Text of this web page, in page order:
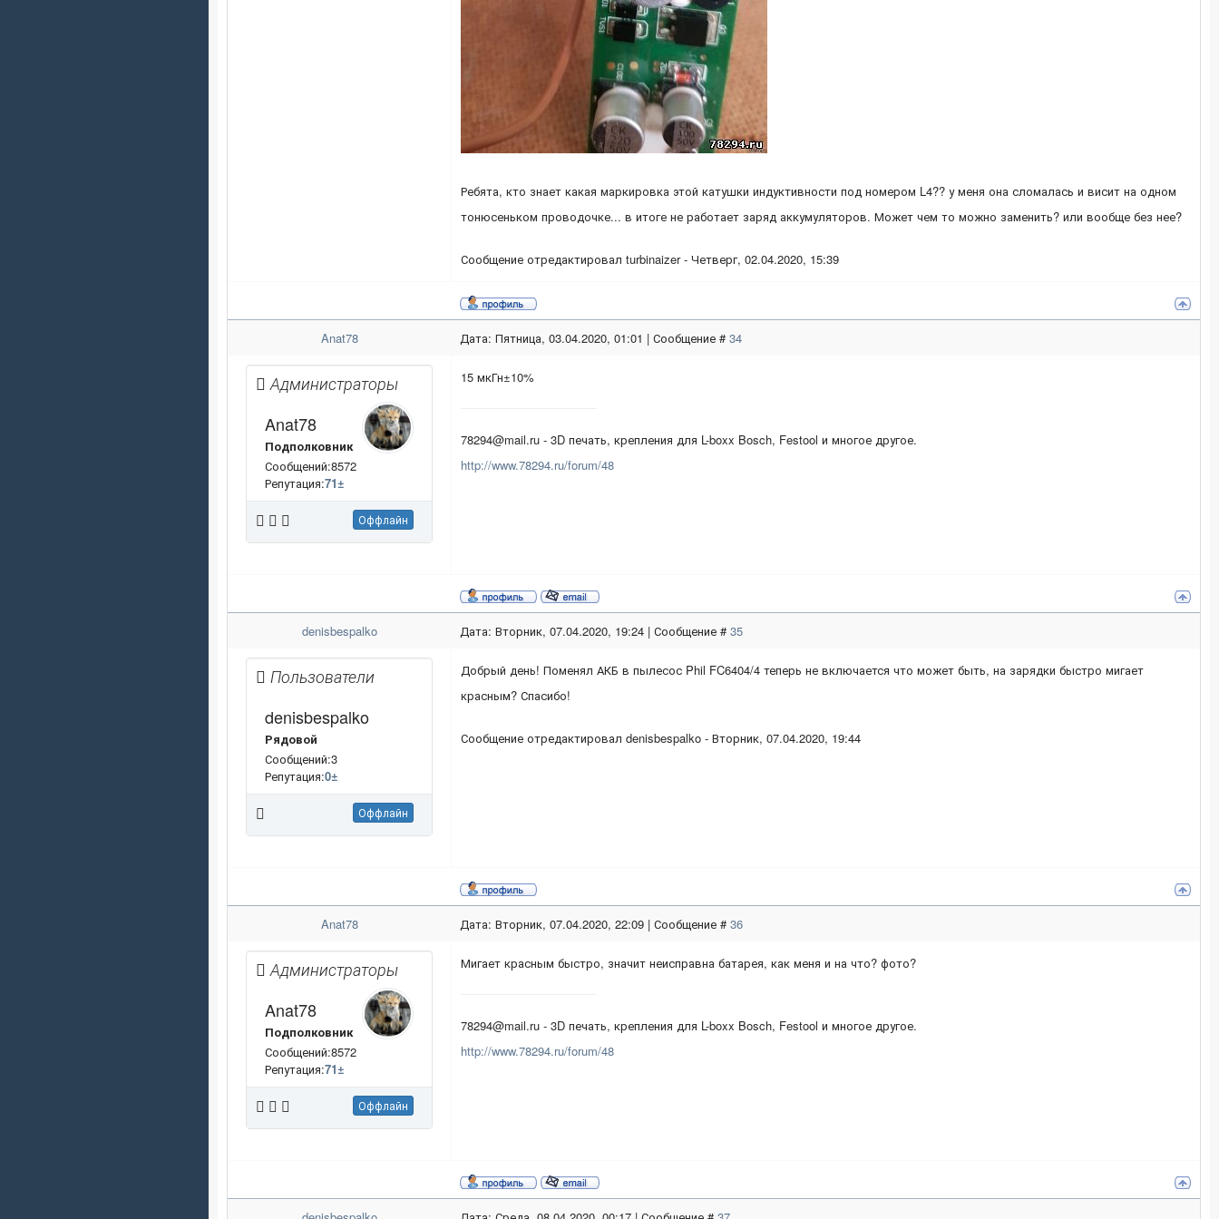
Ребята, кто знает какая маркировка этой катушки индуктивности под номером L4?? у меня она сломалась и висит на одном
тонюсеньком проводочке... в итоге не работает заряд аккумуляторов. Может чем то можно заменить? или вообще без нее?
Сообщение отредактировал turbinaizer- Четверг, 02.04.2020, 15:39
Anat78 Дата: Пятница, 03.04.2020, 01:01 | Сообщение # 34
Администраторы
Anat78
Подполковник
Сообщений:8572
Репутация:71±
Оффлайн
15 мкГн±10%
78294@mail.ru - 3D печать, крепления для L-boxx Bosch, Festool и многое другое.
http://www.78294.ru/forum/48
denisbespalko Дата: Вторник, 07.04.2020, 19:24 | Сообщение # 35
Пользователи
denisbespalko
Рядовой
Сообщений:3
Репутация:0±
Оффлайн
Добрый день! Поменял АКБ в пылесос Phil FC6404/4 теперь не включается что может быть, на зарядки быстро мигает
красным? Спасибо!
Сообщение отредактировал denisbespalko - Вторник, 07.04.2020, 19:44
Anat78 Дата: Вторник, 07.04.2020, 22:09 | Сообщение # 36
Администраторы
Anat78
Подполковник
Сообщений:8572
Репутация:71±
Оффлайн
Мигает красным быстро, значит неисправна батарея, как меня и на что? фото?
78294@mail.ru - 3D печать, крепления для L-boxx Bosch, Festool и многое другое.
http://www.78294.ru/forum/48